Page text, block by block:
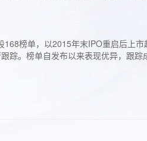
榜单，以2015年末IPO重启后上
踪。榜单自发布以来表现优异，跟